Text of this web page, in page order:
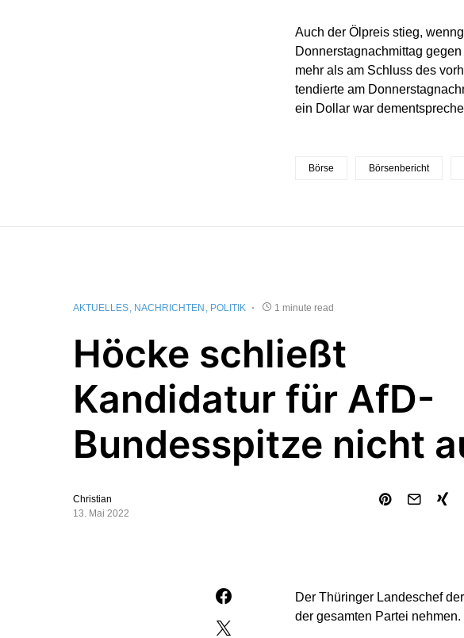
Auch der Ölpreis stieg,
Donnerstagnachmittag
mehr als am Schluss des
tendierte am
ein Dollar war
Börse Börsenbericht
AKTUELLES NACHRICHTEN POLITIK 1 minute read
Höcke schließt
Kandidatur für AfD-
Bundesspitze nicht
Christian
13. Mai 2022
Der Thüringer Landeschef
der gesamten Partei nehmen.